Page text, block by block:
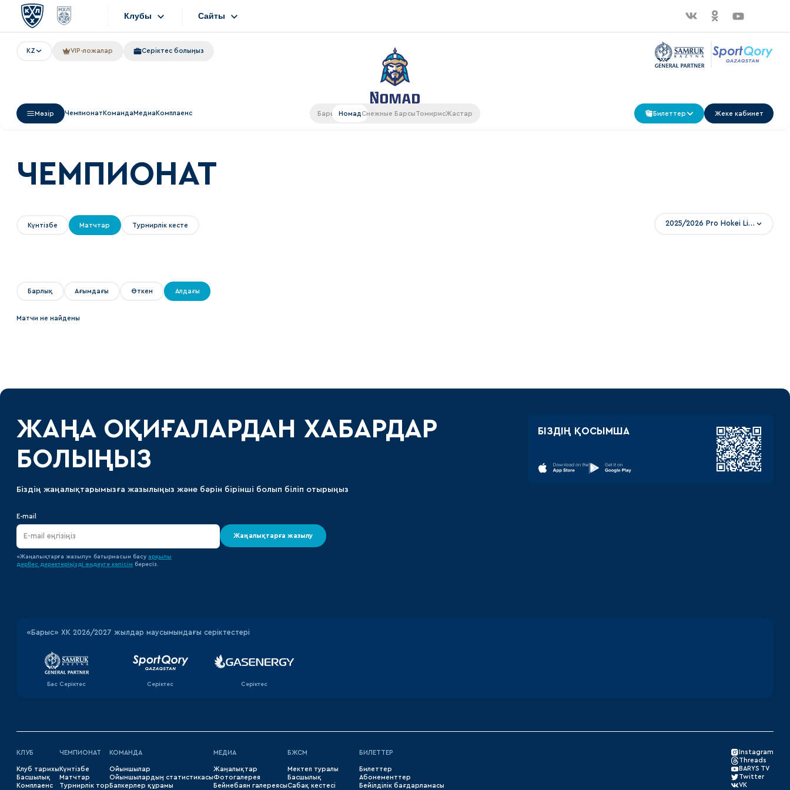
Клубы
СКА
ХК Сочи
Динамо Мн
Северсталь
Ак Барс
Сайты
KZ VIP-ложалар Серіктес болыңыз
Мәзір Чемпионат КомандаМедиа Комплаенс Барыс НомадСнежные БарсыТомирисЖастар Билеттер Жеке кабинет
ЧЕМПИОНАТ
Күнтізбе Матчтар Турнирлік кесте 2025/2026 Pro Hokei Ligasy
Барлық Ағымдағы Өткен Алдағы
Матчи не найдены
ЖАҢА ОҚИҒАЛАРДАН ХАБАРДАР
БОЛЫҢЫЗ
Біздің жаңалықтарымызға жазылыңыз және бәрін бірінші болып біліп отырыңыз
E-mail
Жаңалықтарға жазылу
«Жаңалықтарға жазылу» батырмасын басу арқылы
дербес деректеріңізді өңдеуге келісім бересіз.
БІЗДІҢ ҚОСЫМША
«‎Барыс»‎ ХК 2026/2027 жылдар маусымындағы серіктестері
Бас Серіктес Серіктес Серіктес
КЛУБ
Клуб тарихы
Басшылық
Комплаенс
ЧЕМПИОНАТ
Күнтізбе
Матчтар
Турнирлік тор
КОМАНДА
Ойыншылар
Ойыншылардың статистикасы
Бапкерлер құрамы
МЕДИА
Жаңалықтар
Фотогалерея
Бейнебаян галереясы
БЖСМ
Мектеп туралы
Басшылық
Сабақ кестесі
БИЛЕТТЕР
Билеттер
Абонементтер
Бейілділік бағдарламасы
Instagram
Threads
BARYS TV
Twitter
VK